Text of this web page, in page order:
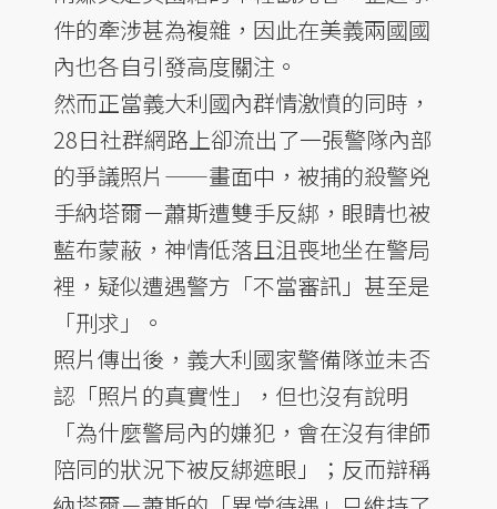
件的牽涉甚為複雜，因此在美義兩國國
內也各自引發高度關注。
然而正當義大利國內群情激憤的同時，
28日社群網路上卻流出了一張警隊內部
的爭議照片——畫面中，被捕的殺警兇
手納塔爾－蕭斯遭雙手反綁，眼睛也被
藍布蒙蔽，神情低落且沮喪地坐在警局
裡，疑似遭遇警方「不當審訊」甚至是
「刑求」。
照片傳出後，義大利國家警備隊並未否
認「照片的真實性」，但也沒有說明
「為什麼警局內的嫌犯，會在沒有律師
陪同的狀況下被反綁遮眼」；反而辯稱